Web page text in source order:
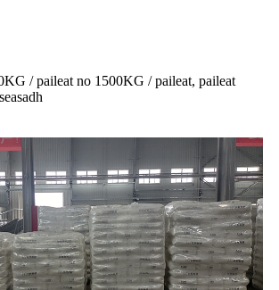
/ paileat no 1500KG / paileat, paileat